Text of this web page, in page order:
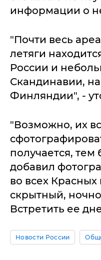
информации о
"Почти весь
летяги
России и
Скандинавии,
Финляндии", -
"Возможно, их
получается, тем
добавил
во всех Красных
скрытный,
Встретить ее
Новости России